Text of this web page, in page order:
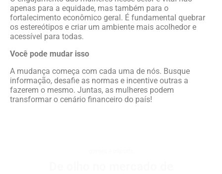
apenas para a equidade, mas também para o
fortalecimento econômico geral. É fundamental quebrar
os estereótipos e criar um ambiente mais acolhedor e
acessível para todas.
Você pode mudar isso
A mudança começa com cada uma de nós. Busque
informação, desafie as normas e incentive outras a
fazerem o mesmo. Juntas, as mulheres podem
transformar o cenário financeiro do país!